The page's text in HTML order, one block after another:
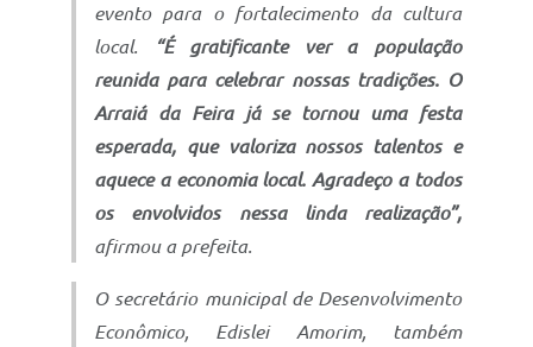
evento para o fortalecimento da cultura
local.
“É gratificante ver a população
reunida para celebrar nossas tradições. O
Arraiá da Feira já se tornou uma festa
esperada, que valoriza nossos talentos e
aquece a economia local. Agradeço a todos
os envolvidos nessa linda realização”,
afirmou a prefeita.
O secretário municipal de Desenvolvimento
Econômico, Edislei Amorim, também